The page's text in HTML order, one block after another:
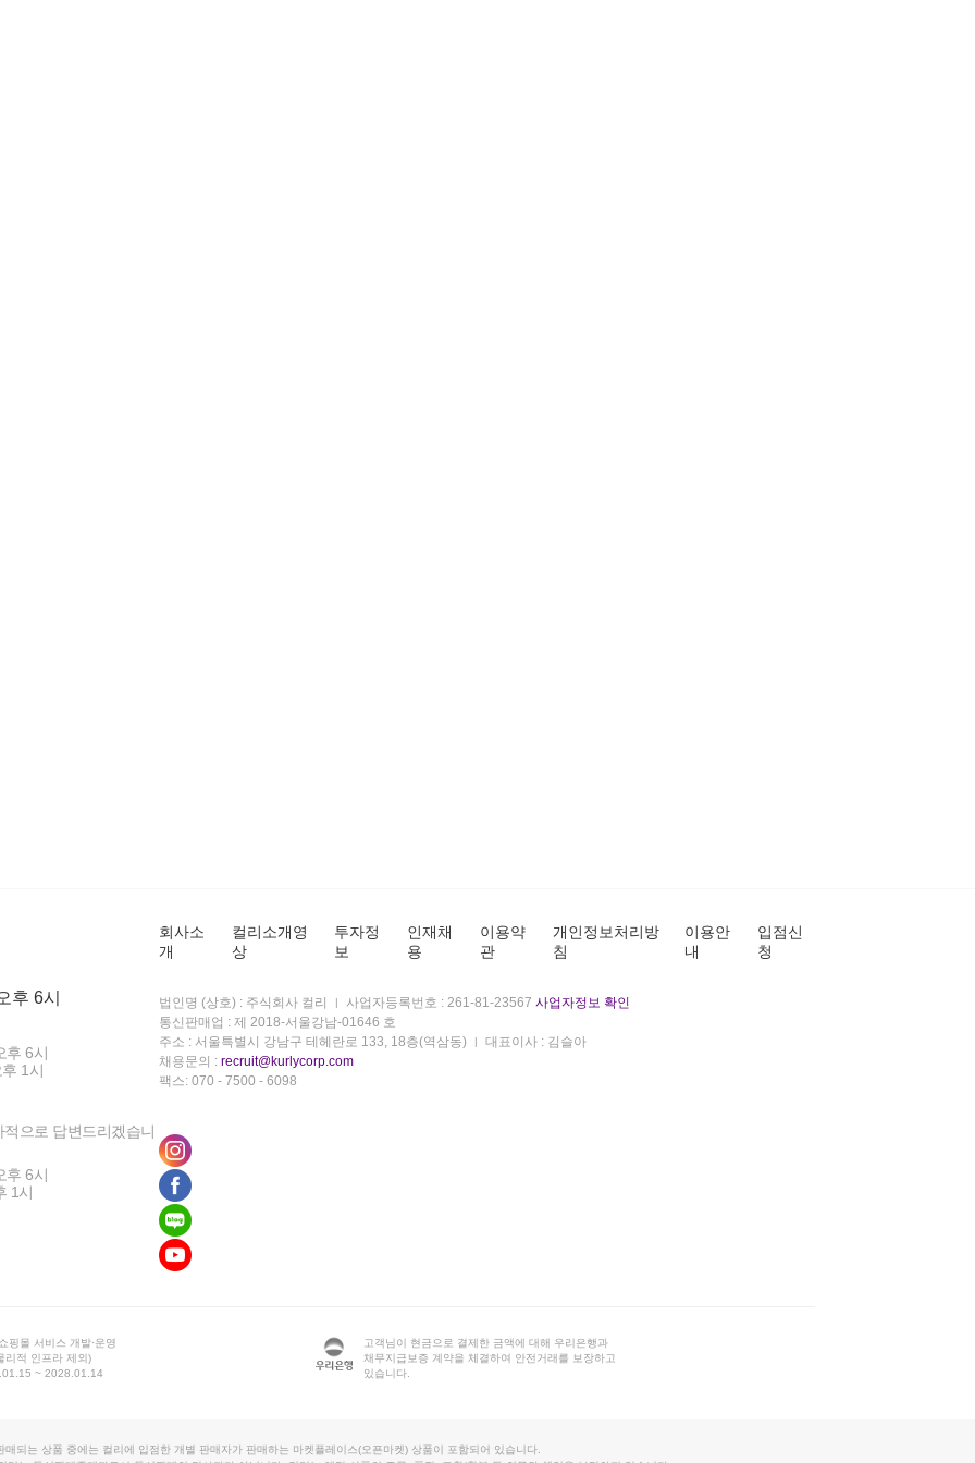
후 6시
후 6시
1시
으로 답변드리겠습니
후 6시
1시
회사소
개
컬리소개영
상
투자정
보
인재채
용
이용약
관
개인정보처리방
침
이용안
내
입점신
청
법인명 (상호) : 주식회사 컬리 사업자등록번호 : 261-81-23567 사업자정보 확인
통신판매업 : 제 2018-서울강남-01646 호
주소 : 서울특별시 강남구 테헤란로 133, 18층(역삼동)
대표이사 : 김슬아
채용문의 : recruit@kurlycorp.com
팩스: 070 - 7500 - 6098
핑몰 서비스 개발·운영
리적 인프라 제외)
~ 2028.01.14
고객님이 현금으로 결제한 금액에 대해 우리은행과
채무지급보증 계약을 체결하여 안전거래를 보장하고
있습니다.
매되는 상품 중에는 컬리에 입점한 개별 판매자가 판매하는 마켓플레이스(오픈마켓) 상품이 포함되어 있습니다.